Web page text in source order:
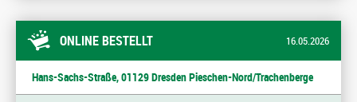
ONLINE BESTELLT 16.05.2026
Hans-Sachs-Straße, 01129 Dresden Pieschen-Nord/Trachenberge